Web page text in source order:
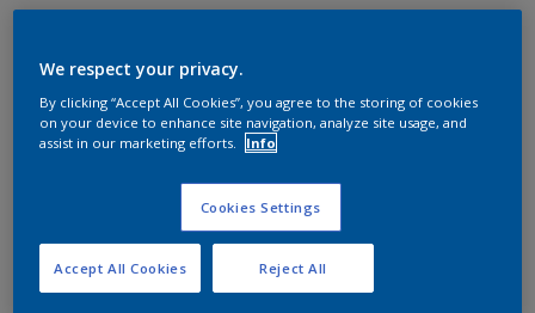
Ukuran
4 KG
Jumlah Kalkulator cat
Hitung
We respect your privacy.
By clicking “Accept All Cookies”, you agree to the storing of cookies
on your device to enhance site navigation, analyze site usage, and
assist in our marketing efforts.
Info
Cookies Settings
Reject All
Accept All Cookies